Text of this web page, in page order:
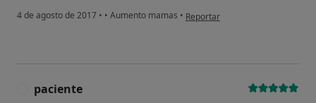
4 de agosto de 2017 • • Aumento mamas • en opinión del usuario anónimo
Reportar
paciente